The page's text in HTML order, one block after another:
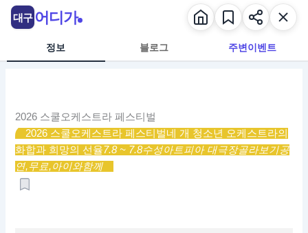
정보 블로그 주변이벤트
2026 스쿨오케스트라 페스티벌
2026 스쿨오케스트라 페스티벌네 개 청소년 오케스트라의
화합과 희망의 선율7.8 ~ 7.8수성아트피아 대극장골라보기공
연,무료,아이와함께
대구 어디가